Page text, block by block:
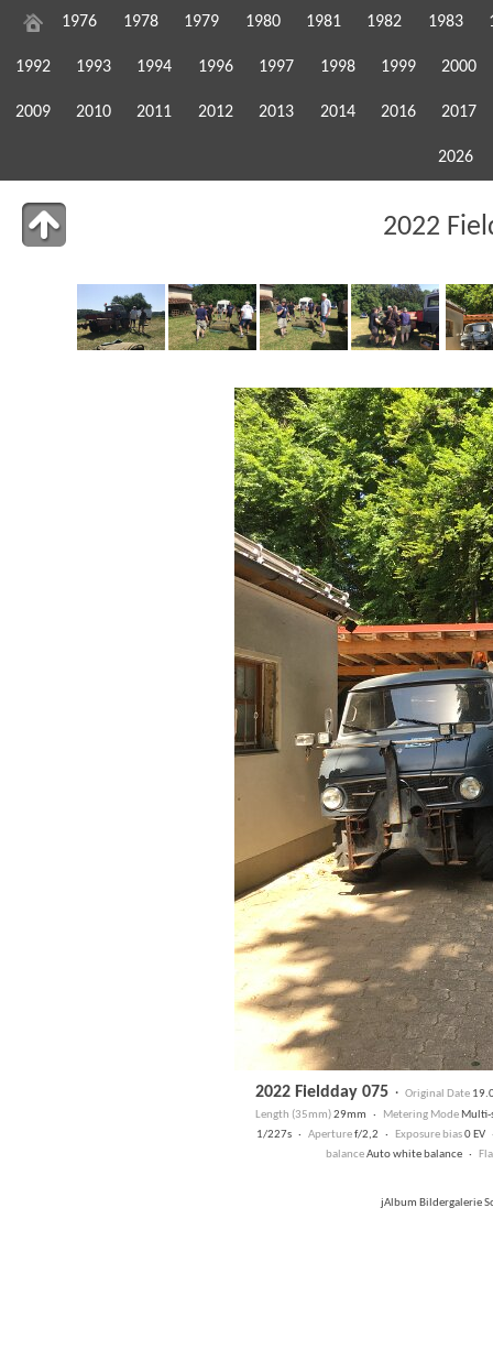
1976 1978 1979 1980 1981 1982 1983
1992 1993 1994 1996 1997 1998 1999 2000
2009 2010 2011 2012 2013 2014 2016 2017
2026
2022
2022 Fieldday 075 · Original Date
Length (35mm)29mm · Metering Mode
1/227s · Aperturef/2,2 · Exposure bias0 EV
balanceAuto white balance ·
jAlbum Bildergalerie